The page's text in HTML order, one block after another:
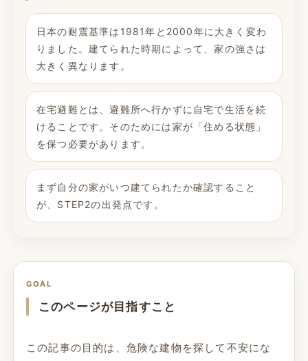
日本の耐震基準は1981年と2000年に大きく変わ
りました。建てられた時期によって、家の強さは
大きく異なります。
在宅避難とは、避難所へ行かずに自宅で生活を続
けることです。そのためには家が「住める状態」
を保つ必要があります。
まず自分の家がいつ建てられたか確認すること
が、STEP2の出発点です。
GOAL
このページが目指すこと
この記事の目的は、危険な建物を探して不安にな